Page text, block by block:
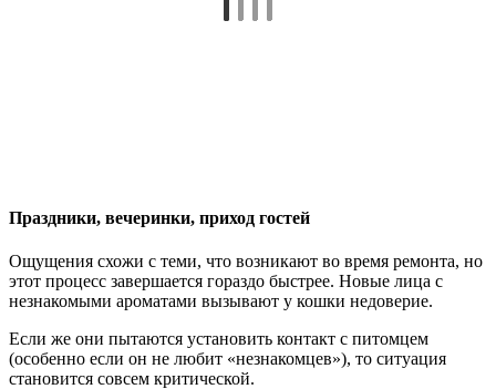
Праздники, вечеринки, приход гостей
Ощущения схожи с теми, что возникают во время ремонта, но
этот процесс завершается гораздо быстрее. Новые лица с
незнакомыми ароматами вызывают у кошки недоверие.
Если же они пытаются установить контакт с питомцем
(особенно если он не любит «незнакомцев»), то ситуация
становится совсем критической.